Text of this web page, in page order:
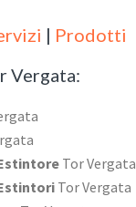
| Prodotti
Vergata:
Tor Vergata
Tor Vergata